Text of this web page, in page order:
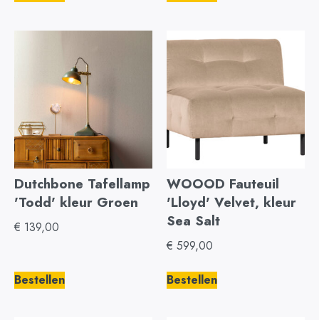
Dutchbone Tafellamp
'Todd' kleur Groen
€ 139,00
Bestellen
WOOOD Fauteuil
'Lloyd' Velvet, kleur
Sea Salt
€ 599,00
Bestellen